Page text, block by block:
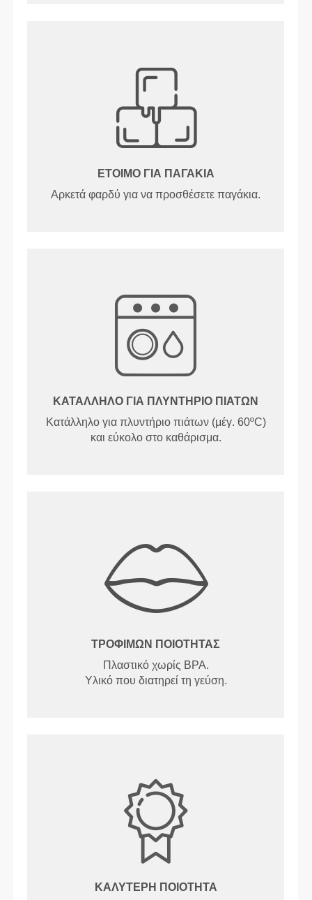
ΕΤΟΙΜΟ ΓΙΑ ΠΑΓΑΚΙΑ
Αρκετά φαρδύ για να προσθέσετε παγάκια.
ΚΑΤΆΛΛΗΛΟ ΓΙΑ ΠΛΥΝΤΉΡΙΟ ΠΙΆΤΩΝ
Κατάλληλο για πλυντήριο πιάτων (μέγ. 60ºC)
και εύκολο στο καθάρισμα.
ΤΡΟΦΊΜΩΝ ΠΟΙΌΤΗΤΑΣ
Πλαστικό χωρίς BPA.
Υλικό που διατηρεί τη γεύση.
ΚΑΛΎΤΕΡΗ ΠΟΙΌΤΗΤΑ